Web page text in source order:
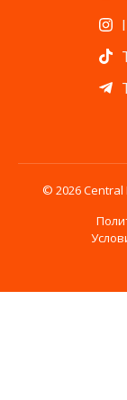
© 2026